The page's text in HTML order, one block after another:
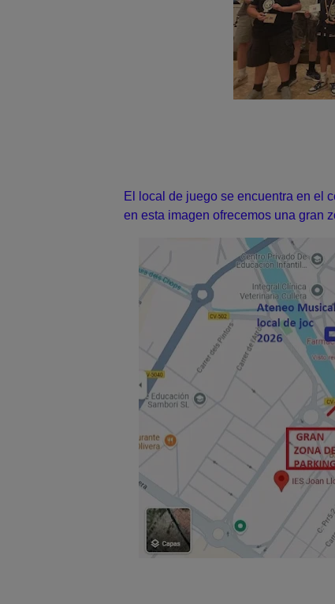
El local de juego se encuentra en el
en esta imagen ofrecemos una gran